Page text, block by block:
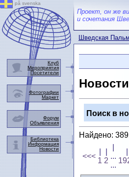
Проект, он же
и сочетания
Шведская
Поиск в
Найдено:
<<<
1 2
...
...
på svenska
Клуб
Мероприятия
Посетители
Фотографии
Маркет
Форум
Объявления
Библиотека
Информация
Новости